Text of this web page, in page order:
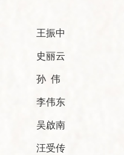
王振中
史丽云
孙 伟
李伟东
吴啟南
汪受传